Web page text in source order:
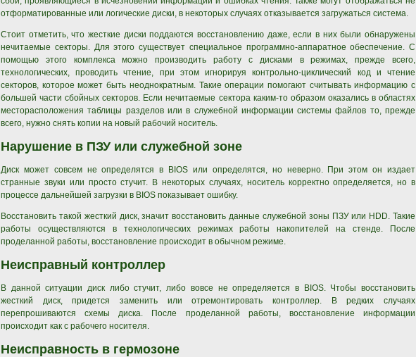
отформатированные или логические диски, в некоторых случаях отказывается загружаться система.
Стоит отметить, что жесткие диски поддаются восстановлению даже, если в них были обнаружены
нечитаемые секторы. Для этого существует специальное программно-аппаратное обеспечение. С
помощью этого комплекса можно производить работу с дисками в режимах, прежде всего,
технологических, проводить чтение, при этом игнорируя контрольно-циклический код и чтение
секторов, которое может быть неоднократным. Такие операции помогают считывать информацию с
большей части сбойных секторов. Если нечитаемые сектора каким-то образом оказались в областях
месторасположения таблицы разделов или в служебной информации системы файлов то, прежде
всего, нужно снять копии на новый рабочий носитель.
Нарушение в ПЗУ или служебной зоне
Диск может совсем не определятся в BIOS или определятся, но неверно. При этом он издает
странные звуки или просто стучит. В некоторых случаях, носитель корректно определяется, но в
процессе дальнейшей загрузки в BIOS показывает ошибку.
Восстановить такой жесткий диск, значит восстановить данные служебной зоны ПЗУ или HDD. Такие
работы осуществляются в технологических режимах работы накопителей на стенде. После
проделанной работы, восстановление происходит в обычном режиме.
Неисправный контроллер
В данной ситуации диск либо стучит, либо вовсе не определяется в BIOS. Чтобы восстановить
жесткий диск, придется заменить или отремонтировать контроллер. В редких случаях
перепрошиваются схемы диска. После проделанной работы, восстановление информации
происходит как с рабочего носителя.
Неисправность в гермозоне